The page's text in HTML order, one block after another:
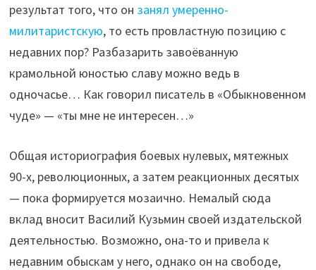
результат того, что он занял умеренно-
милитаристскую, то есть провластную позицию с
недавних пор? Разбазарить завоёванную
крамольной юностью славу можно ведь в
одночасье… Как говорил писатель в «Обыкновенном
чуде» — «ты мне не интересен…»
Общая историография боевых нулевых, мятежных
90-х, революционных, а затем реакционных десятых
— пока формируется мозаично. Немалый сюда
вклад вносит Василий Кузьмин своей издательской
деятельностью. Возможно, она-то и привела к
недавним обыскам у него, однако он на свободе,